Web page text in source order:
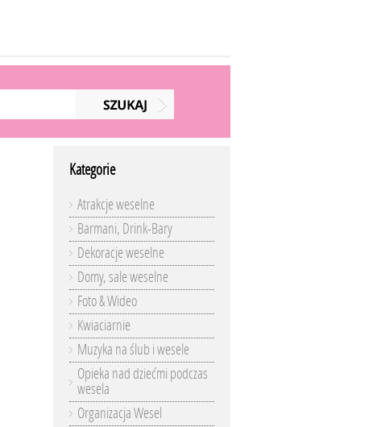
Kategorie
Atrakcje weselne
Barmani, Drink-Bary
Dekoracje weselne
Domy, sale weselne
Foto & Wideo
Kwiaciarnie
Muzyka na ślub i wesele
Opieka nad dziećmi podczas
wesela
Organizacja Wesel